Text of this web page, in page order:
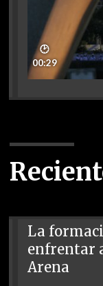
🕑
00:29
La
enfrentar
Arena